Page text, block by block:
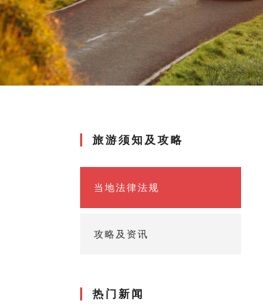
旅游须知及攻略
当地法律法规
攻略及资讯
热门新闻